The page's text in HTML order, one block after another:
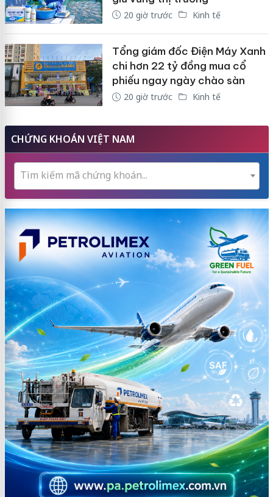
20 giờ trước Kinh tế
Tổng giám đốc Điện Máy Xanh
chi hơn 22 tỷ đồng mua cổ
phiếu ngay ngày chào sàn
20 giờ trước Kinh tế
CHỨNG KHOÁN VIỆT NAM
Tìm kiếm mã chứng khoán...